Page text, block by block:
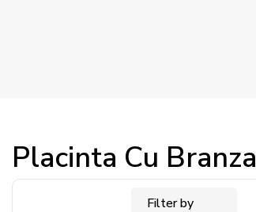
Placinta Cu Branza
Filter by